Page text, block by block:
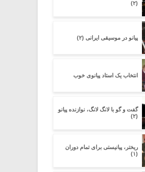
(۲)
پیانو در موسیقی ایرانی (۲)
انتخاب یک استاد پیانوی خوب
گفت و گو با لانگ لانگ، نوازنده پیانو
(۲)
ریختر، پیانیستی برای تمام دوران
(۱)